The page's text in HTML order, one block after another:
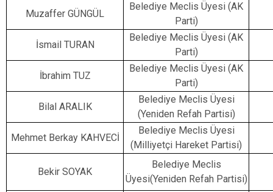
Muzaffer GÜNGÜL
Belediye Meclis Üyesi (AK
Parti)
İsmail TURAN
Belediye Meclis Üyesi (AK
Parti)
İbrahim TUZ
Belediye Meclis Üyesi (AK
Parti)
Bilal ARALIK
Belediye Meclis Üyesi
(Yeniden Refah Partisi)
Mehmet Berkay KAHVECİ
Belediye Meclis Üyesi
(Milliyetçi Hareket Partisi)
Bekir SOYAK
Belediye Meclis
Üyesi(Yeniden Refah Partisi)